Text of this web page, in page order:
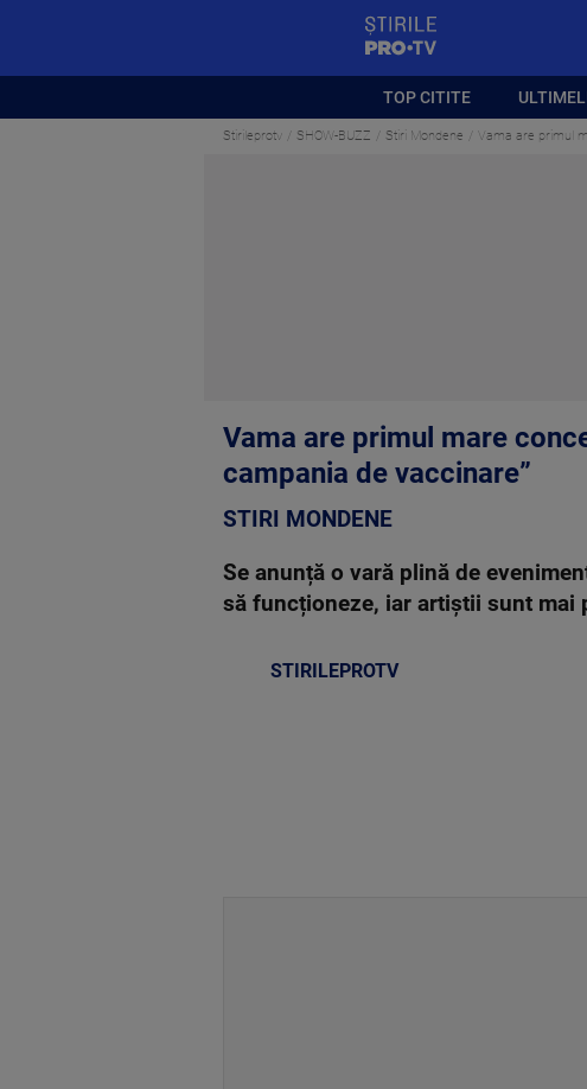
TOP CITITE
Stirileprotv SHOW-BUZZ Stiri Mondene Vama are primul
Vama are primul mare
campania de vaccinare”
STIRI MONDENE
Se anunță o vară plină de
să funcționeze, iar artiștii sunt mai
STIRILEPROTV